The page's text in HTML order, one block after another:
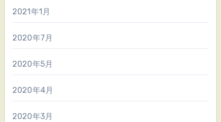
2021年1月
2020年7月
2020年5月
2020年4月
2020年3月